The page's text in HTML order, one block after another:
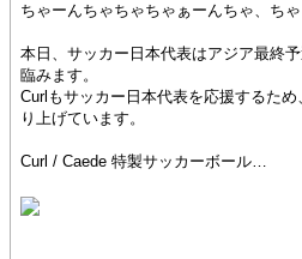
ちゃーんちゃちゃちゃぁーんちゃ、ち
本日、サッカー日本代表はアジア最終
臨みます。
Curlもサッカー日本代表を応援するた
り上げています。
Curl / Caede 特製サッカーボール…